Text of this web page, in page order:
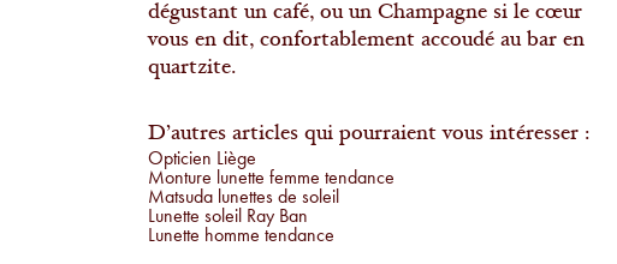
dégustant un café, ou un Champagne si le cœur
vous en dit, confortablement accoudé au bar en
quartzite.
D’autres articles qui pourraient vous intéresser :
Opticien Liège
Monture lunette femme tendance
Matsuda lunettes de soleil
Lunette soleil Ray Ban
Lunette homme tendance